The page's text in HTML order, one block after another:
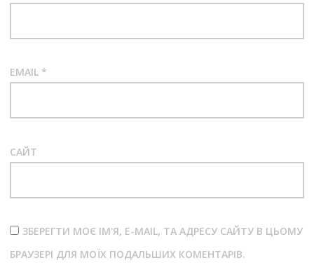
EMAIL *
САЙТ
ЗБЕРЕГТИ МОЄ ІМ'Я, E-MAIL, ТА АДРЕСУ САЙТУ В ЦЬОМУ
БРАУЗЕРІ ДЛЯ МОЇХ ПОДАЛЬШИХ КОМЕНТАРІВ.